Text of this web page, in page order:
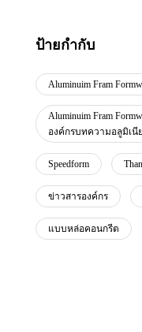
ป้ายกำกับ
Aluminuim Fram
Aluminuim Fram
องค์กรบทความอลูมิเนี
Speedform
ข่าวสารองค์กร
แบบหล่อคอนกรีต